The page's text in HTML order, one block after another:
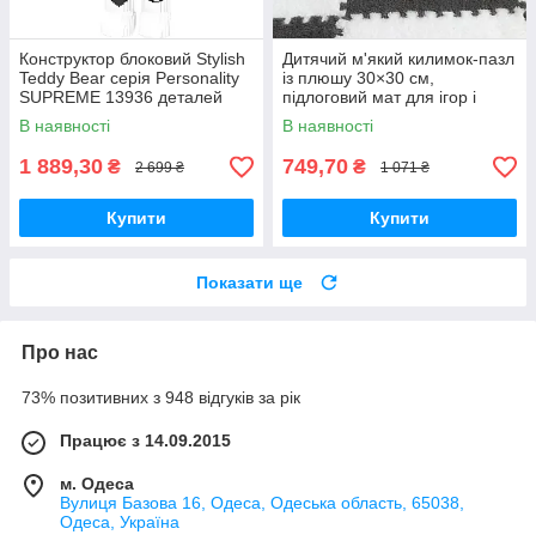
Конструктор блоковий Stylish
Teddy Bear серія Personality
SUPREME 13936 деталей
В наявності
1 889,30 ₴ 2 699 ₴
Купити
Дитячий м'який килимок-пазл
із плюшу 30×30 см,
підлоговий мат для ігор і
повзання, набір 10 шт., білий/
сірий
В наявності
749,70 ₴ 1 071 ₴
Купити
Показати ще
Про нас
73% позитивних з 948 відгуків за рік
Працює з 14.09.2015
м. Одеса
Вулиця Базова 16, Одеса, Одеська область, 65038,
Одеса, Україна